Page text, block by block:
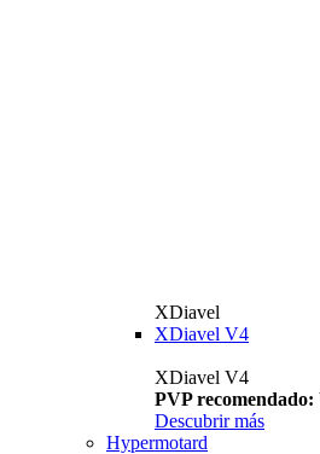
XDiavel
XDiavel V4
XDiavel V4
PVP recomendado:
Descubrir más
Hypermotard